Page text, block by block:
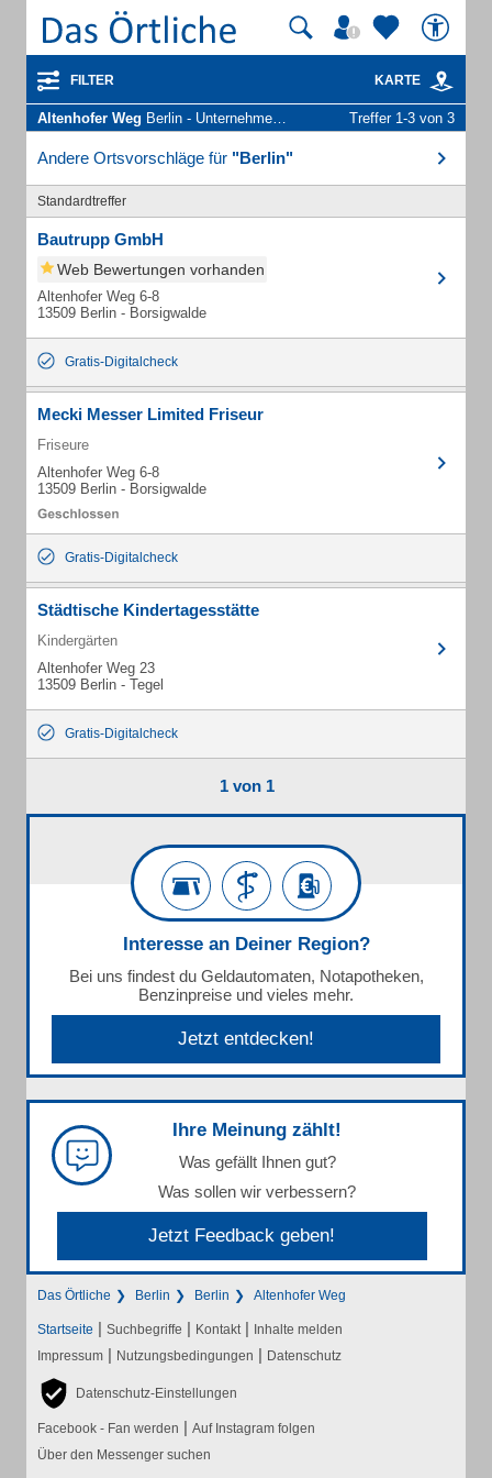
FILTER KARTE
Altenhofer Weg Berlin - Unternehmen und Personen Treffer 1-3 von 3
Andere Ortsvorschläge für "Berlin"
Standardtreffer
Bautrupp GmbH
Web Bewertungen vorhanden
Altenhofer Weg 6-8
13509 Berlin - Borsigwalde
Gratis-Digitalcheck
Mecki Messer Limited Friseur
Friseure
Altenhofer Weg 6-8
13509 Berlin - Borsigwalde
Gratis-Digitalcheck
Städtische Kindertagesstätte
Kindergärten
Altenhofer Weg 23
13509 Berlin - Tegel
Gratis-Digitalcheck
1 von 1
Interesse an Deiner Region?
Bei uns findest du Geldautomaten, Notapotheken,
Benzinpreise und vieles mehr.
Jetzt entdecken!
Ihre Meinung zählt!
Was gefällt Ihnen gut?
Was sollen wir verbessern?
Jetzt Feedback geben!
Das Örtliche Berlin Berlin Altenhofer Weg
Startseite | Suchbegriffe | Kontakt | Inhalte melden
Impressum | Nutzungsbedingungen | Datenschutz
Datenschutz-Einstellungen
Facebook - Fan werden | Auf Instagram folgen
Über den Messenger suchen